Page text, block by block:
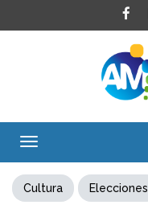
Toggle
Cultura Elecciones